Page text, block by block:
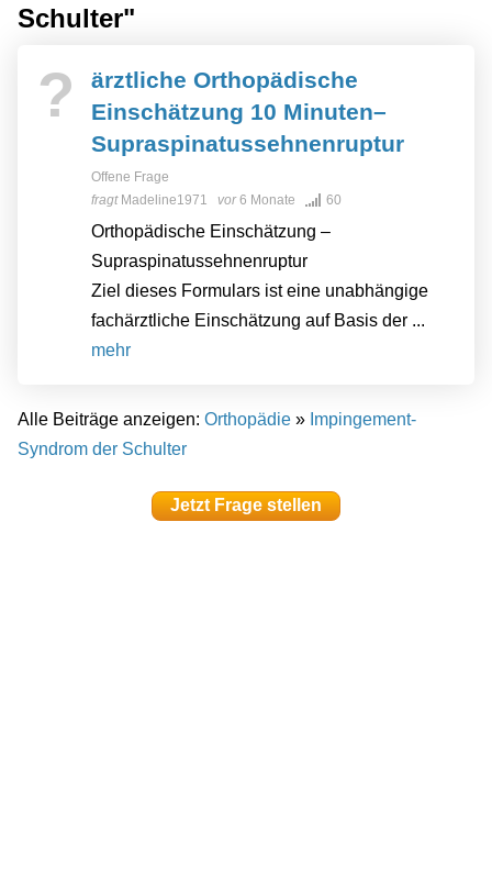
Schulter"
?
ärztliche Orthopädische
Einschätzung 10 Minuten–
Supraspinatussehnenruptur
Offene Frage
fragt Madeline1971 vor6 Monate 60
Orthopädische Einschätzung –
Supraspinatussehnenruptur
Ziel dieses Formulars ist eine unabhängige
fachärztliche Einschätzung auf Basis der ...
mehr
Alle Beiträge anzeigen: Orthopädie » Impingement-
Syndrom der Schulter
Jetzt Frage stellen